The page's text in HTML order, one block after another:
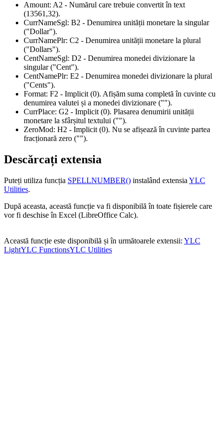
Amount: A2 - Numărul care trebuie convertit în text
(13561,32).
CurrNameSgl: B2 - Denumirea unității monetare la singular
("Dollar").
CurrNamePlr: C2 - Denumirea unității monetare la plural
("Dollars").
CentNameSgl: D2 - Denumirea monedei divizionare la
singular("Cent").
CentNamePlr: E2 - Denumirea monedei divizionare la plural
("Cents").
Format: F2 - Implicit (0). Afișăm suma completă în cuvinte cu
denumirea valutei și a monedei divizionare ("").
CurrPlace: G2 - Implicit (0). Plasarea denumirii unității
monetare la sfârșitul textului ("").
ZeroMod: H2 - Implicit (0). Nu se afișează în cuvinte partea
fracționară zero ("").
Descărcați extensia
Puteți utiliza funcția SPELLNUMBER() instalând extensia YLC
Utilities.
După aceasta, această funcție va fi disponibilă în toate fișierele care
vor fi deschise în Excel (LibreOffice Calc).
Această funcție este disponibilă și în următoarele extensii: YLC
LightYLC FunctionsYLC Utilities